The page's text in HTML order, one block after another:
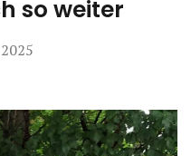
so weiter